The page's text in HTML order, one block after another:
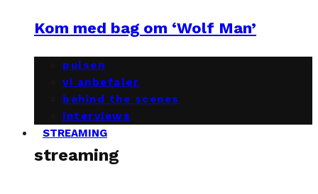
Kom med bag om ‘Wolf Man’
pulsen
vi anbefaler
behind the scenes
interviews
STREAMING
streaming